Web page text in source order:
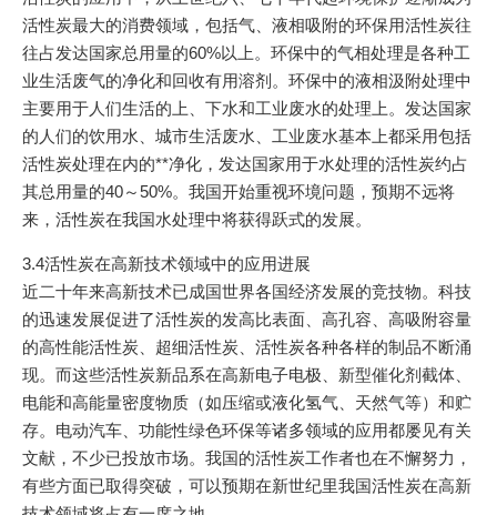
活性炭最大的消费领域，包括气、液相吸附的环保用活性炭往
往占发达国家总用量的60%以上。环保中的气相处理是各种工
业生活废气的净化和回收有用溶剂。环保中的液相汲附处理中
主要用于人们生活的上、下水和工业废水的处理上。发达国家
的人们的饮用水、城市生活废水、工业废水基本上都采用包括
活性炭处理在内的**净化，发达国家用于水处理的活性炭约占
其总用量的40～50%。我国开始重视环境问题，预期不远将
来，活性炭在我国水处理中将获得跃式的发展。
3.4活性炭在高新技术领域中的应用进展
近二十年来高新技术已成国世界各国经济发展的竞技物。科技
的迅速发展促进了活性炭的发高比表面、高孔容、高吸附容量
的高性能活性炭、超细活性炭、活性炭各种各样的制品不断涌
现。而这些活性炭新品系在高新电子电极、新型催化剂截体、
电能和高能量密度物质（如压缩或液化氢气、天然气等）和贮
存。电动汽车、功能性绿色环保等诸多领域的应用都屡见有关
文献，不少已投放市场。我国的活性炭工作者也在不懈努力，
有些方面已取得突破，可以预期在新世纪里我国活性炭在高新